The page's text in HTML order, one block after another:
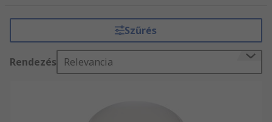
RS-től.
Szűrés
Rendezés Relevancia